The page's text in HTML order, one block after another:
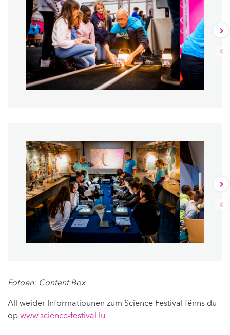
Fotoen: Content Box
All weider Informatiounen zum Science Festival fënns du
opwww.science-festival.lu.